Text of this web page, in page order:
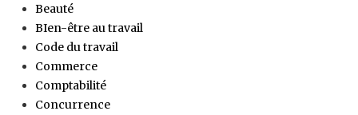
Beauté
BIen-être au travail
Code du travail
Commerce
Comptabilité
Concurrence